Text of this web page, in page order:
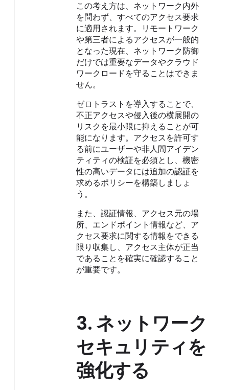
この考え方は、ネットワーク内外
を問わず、すべてのアクセス要求
に適用されます。リモートワーク
や第三者によるアクセスが一般的
となった現在、ネットワーク防御
だけでは重要なデータやクラウド
ワークロードを守ることはできま
せん。
ゼロトラストを導入することで、
不正アクセスや侵入後の横展開の
リスクを最小限に抑えることが可
能になります。アクセスを許可す
る前にユーザーや非人間アイデン
ティティの検証を必須とし、機密
性の高いデータには追加の認証を
求めるポリシーを構築しましょ
う。
また、認証情報、アクセス元の場
所、エンドポイント情報など、ア
クセス要求に関する情報をできる
限り収集し、アクセス主体が正当
であることを確実に確認すること
が重要です。
3.ネットワーク
セキュリティを
強化する